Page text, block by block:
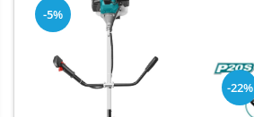
-5%
-22%